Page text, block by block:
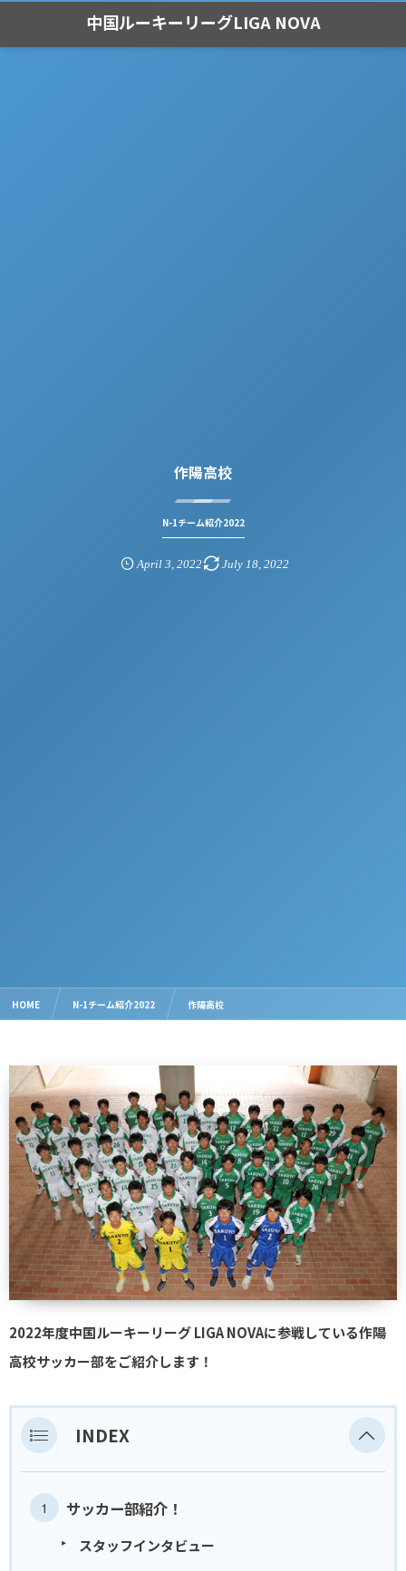
中国ルーキーリーグLIGA NOVA
作陽高校
N-1チーム紹介2022
April 3, 2022 July 18, 2022
HOME N-1チーム紹介2022 作陽高校
2022年度中国ルーキーリーグ LIGA NOVAに参戦している作陽
高校サッカー部をご紹介します！
INDEX
サッカー部紹介！
スタッフインタビュー